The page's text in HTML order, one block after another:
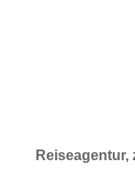
Reiseagentur,